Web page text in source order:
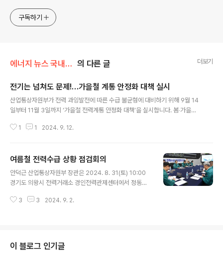
구독하기
에너지 뉴스 국내&해외 의 다른 글 더보기
전기는 넘쳐도 문제!…가을철 계통 안정화 대책 실시
산업통상자원부가 전력 과잉발전에 따른 수급 불균형에 대비하기 위해 9월 14
일부터 11월 3일까지 ‘가을철 전력계통 안정화 대책’을 실시합니다. 봄‧가을철
광이 밀집한 일부 지역에서는 발전량이 송전선로 수용량을 초과하는 국지적 계
이 4번째입니다. 그 주요 내용을 알아봅니다. ▶ 선제적 안정화 조치발전량 감
축을 위해 주요 발전기 정비 일정 조정, 석탄 단지 운영 최소화, 공공기관 자가용
태양광 운영 최소화 등을 단행합니다. 수요량을 늘리기 위해서는 수요자원 활
1 1 2024. 9. 12.
여름철 전력수급 상황 점검회의
안덕근 산업통상자원부 장관은 2024. 8. 31(토) 10:00
경기도 의왕시 전력거래소 경인전력관제센터에서 정동희
전력관련 유관기관 관계자 등이 참석한 가운데 ‘9월에도
후 9월 전력수급 전망과 전력설비 관리계획 등을 점검한
3 3 2024. 9. 2.
이 블로그 인기글